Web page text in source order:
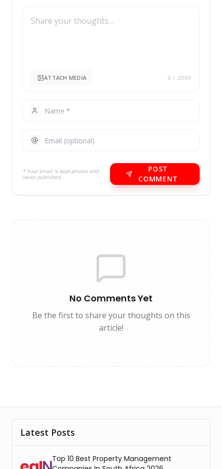
ATTACH MEDIA 0 / 2000
* Your email is kept private and
never published.
POST
COMMENT
No Comments Yet
Be the first to share your thoughts on this
article!
Latest Posts
Top 10 Best Property Management